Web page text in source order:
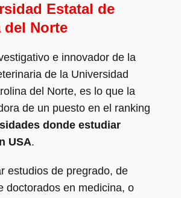
Estatal de
del Norte
e innovador de la
de la Universidad
del Norte, es lo que la
de un puesto en el ranking
donde estudiar
USA.
estudios de pregrado, de
doctorados en medicina, o